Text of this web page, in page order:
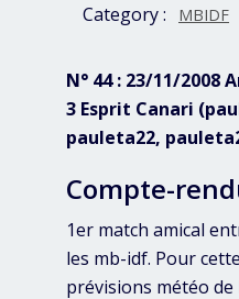
Category : MBIDF
N° 44 : 23/11/2008
3 Esprit Canari
pauleta22,
Compte-
1er match amical
les mb-idf. Pour
prévisions météo